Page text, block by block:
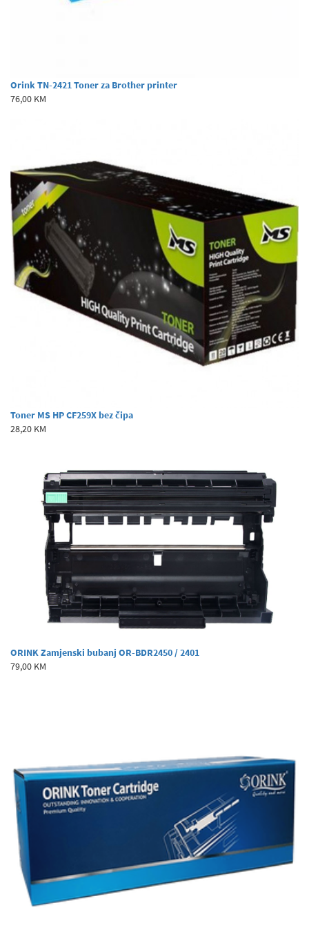
Orink TN-2421 Toner za Brother printer
76,00 KM
Toner MS HP CF259X bez čipa
28,20 KM
ORINK Zamjenski bubanj OR-BDR2450 / 2401
79,00 KM